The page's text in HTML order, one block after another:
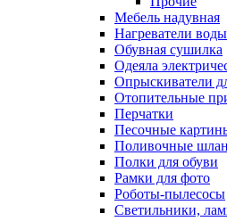
Мебель надувная
Нагреватели воды
Обувная сушилка
Одеяла
Опрыскиватели
Отопительные
Перчатки
Песочные
Поливочные
Полки для обуви
Рамки для фото
Роботы-пылесосы
Светильники,